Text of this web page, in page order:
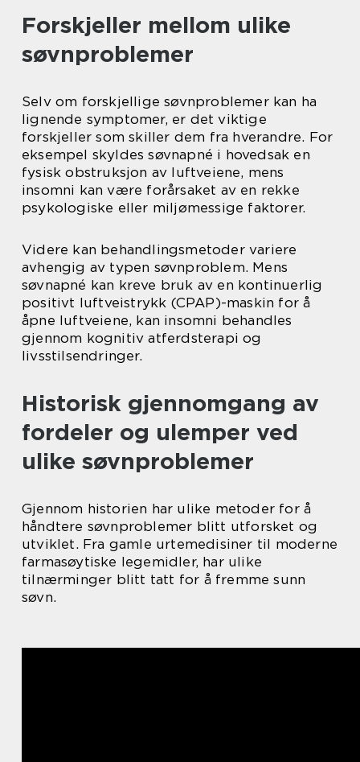
Forskjeller mellom ulike
søvnproblemer
Selv om forskjellige søvnproblemer kan ha
lignende symptomer, er det viktige
forskjeller som skiller dem fra hverandre. For
eksempel skyldes søvnapné i hovedsak en
fysisk obstruksjon av luftveiene, mens
insomni kan være forårsaket av en rekke
psykologiske eller miljømessige faktorer.
Videre kan behandlingsmetoder variere
avhengig av typen søvnproblem. Mens
søvnapné kan kreve bruk av en kontinuerlig
positivt luftveistrykk (CPAP)-maskin for å
åpne luftveiene, kan insomni behandles
gjennom kognitiv atferdsterapi og
livsstilsendringer.
Historisk gjennomgang av
fordeler og ulemper ved
ulike søvnproblemer
Gjennom historien har ulike metoder for å
håndtere søvnproblemer blitt utforsket og
utviklet. Fra gamle urtemedisiner til moderne
farmasøytiske legemidler, har ulike
tilnærminger blitt tatt for å fremme sunn
søvn.